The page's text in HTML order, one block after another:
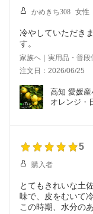
かめきち308 女性
冷やしていただき
す。
家族へ｜実用品・普段
注文日：2026/06/25
高知 愛媛
オレンジ・
5
購入者
とてもきれいな土
味で、皮をむいて
この時期、水分の